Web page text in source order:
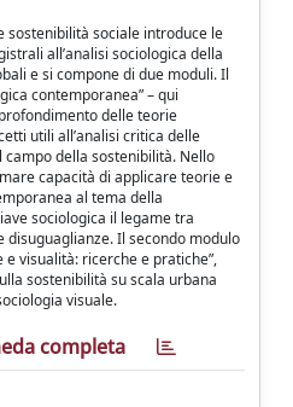
sostenibilità sociale introduce le
all’analisi sociologica della
e si compone di due moduli. Il
contemporanea” – qui
delle teorie
utili all’analisi critica delle
della sostenibilità. Nello
capacità di applicare teorie e
al tema della
sociologica il legame tra
disuguaglianze. Il secondo modulo
e visualità: ricerche e pratiche”,
sostenibilità su scala urbana
visuale.
completa